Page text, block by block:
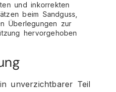
und inkorrekten
beim Sandguss,
Überlegungen zur
hervorgehoben
unverzichtbarer Teil